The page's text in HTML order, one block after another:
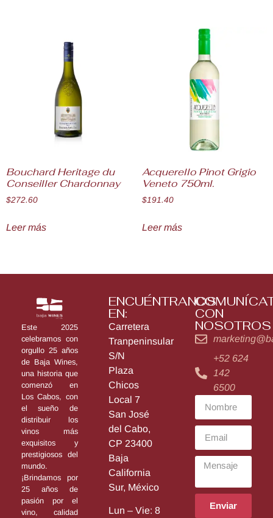
Bouchard Heritage du
Conseiller Chardonnay
$272.60
Leer más
Acquerello Pinot Grigio
Veneto 750ml.
$191.40
Leer más
Este 2025
celebramos con
orgullo 25 años
de Baja Wines,
una historia que
comenzó en
Los Cabos, con
el sueño de
distribuir los
vinos más
exquisitos y
prestigiosos del
mundo.
¡Brindamos por
25 años de
pasión por el
vino, calidad
ENCUÉNTRANOS
EN:
Carretera
Tranpeninsular
S/N
Plaza
Chicos
Local 7
San José
del Cabo,
CP 23400
Baja
California
Sur, México
Lun – Vie: 8
CON
NOSOTROS
+52 624
142
6500
Enviar